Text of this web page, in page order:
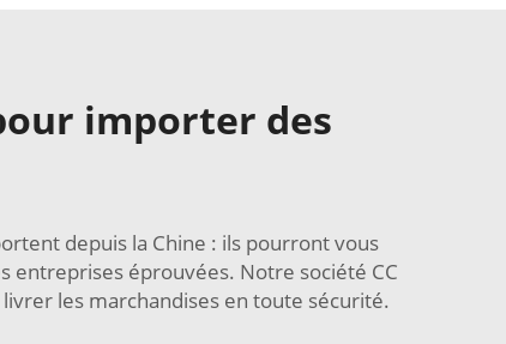
importer des
depuis la Chine : ils pourront vous
entreprises éprouvées. Notre société CC
les marchandises en toute sécurité.